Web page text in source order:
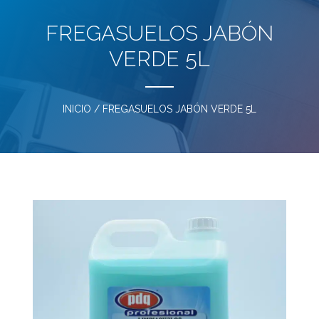
FREGASUELOS JABÓN
VERDE 5L
INICIO / FREGASUELOS JABÓN VERDE 5L